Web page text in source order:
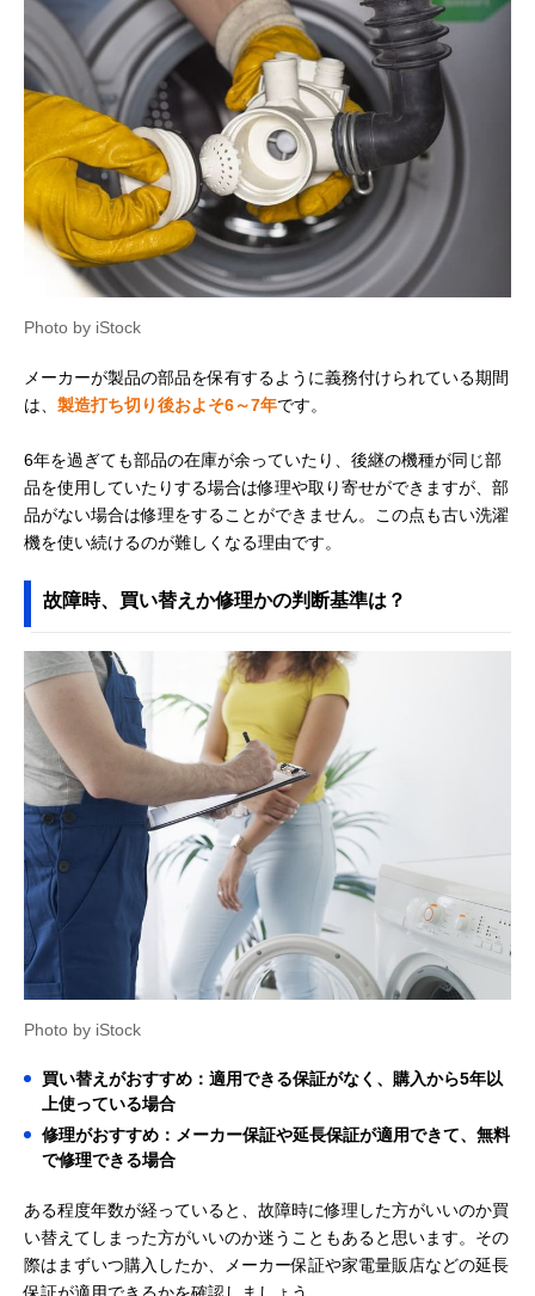
Photo by iStock
メーカーが製品の部品を保有するように義務付けられている期間
は、 製造打ち切り後およそ6～7年です。
6年を過ぎても部品の在庫が余っていたり、後継の機種が同じ部
品を使用していたりする場合は修理や取り寄せができますが、部
品がない場合は修理をすることができません。この点も古い洗濯
機を使い続けるのが難しくなる理由です。
故障時、買い替えか修理かの判断基準は？
Photo by iStock
買い替えがおすすめ：適用できる保証がなく、購入から5年以
上使っている場合
修理がおすすめ：メーカー保証や延長保証が適用できて、無料
で修理できる場合
ある程度年数が経っていると、故障時に修理した方がいいのか買
い替えてしまった方がいいのか迷うこともあると思います。その
際はまずいつ購入したか、メーカー保証や家電量販店などの延長